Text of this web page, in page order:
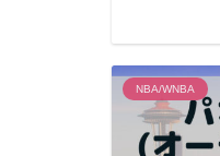
NBA/WNBA